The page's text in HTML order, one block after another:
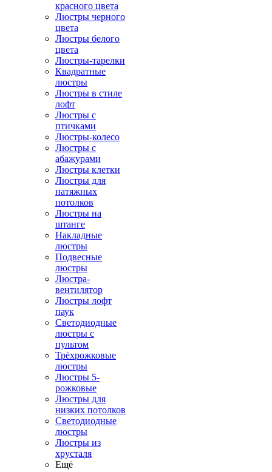
красного цвета
Люстры черного
цвета
Люстры белого
цвета
Люстры-тарелки
Квадратные
люстры
Люстры в стиле
лофт
Люстры с
птичками
Люстры-колесо
Люстры с
абажурами
Люстры клетки
Люстры для
натяжных
потолков
Люстры на
штанге
Накладные
люстры
Подвесные
люстры
Люстра-
вентилятор
Люстры лофт
паук
Светодиодные
люстры с
пультом
Трёхрожковые
люстры
Люстры 5-
рожковые
Люстры для
низких потолков
Cветодиодные
люстры
Люстры из
хрусталя
Ещё